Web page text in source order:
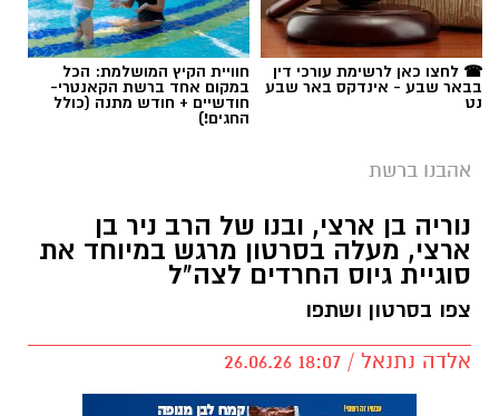
כל הפרטים על נדל"ן בבאר שבע
☎ לחצו כאן לרשימת עורכי דין
בבאר שבע - אינדקס באר שבע
נט
חוויית הקיץ המושלמת: הכל
במקום אחד ברשת הקאנטרי-
חודשיים + חודש מתנה (כולל
החגים!)
אהבנו ברשת
נוריה בן ארצי, ובנו של הרב ניר בן
ארצי, מעלה בסרטון מרגש במיוחד את
סוגיית גיוס החרדים לצה"ל
צפו בסרטון ושתפו
אלדה נתנאל / 18:07 26.06.26